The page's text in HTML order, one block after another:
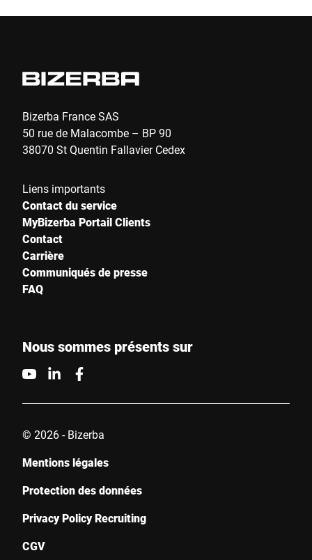
Bizerba France SAS
50 rue de Malacombe – BP 90
38070 St Quentin Fallavier Cedex
Liens importants
Contact du service
MyBizerba Portail Clients
Contact
Carrière
Communiqués de presse
FAQ
Nous sommes présents sur
© 2026 - Bizerba
Mentions légales
Protection des données
Privacy Policy Recruiting
CGV